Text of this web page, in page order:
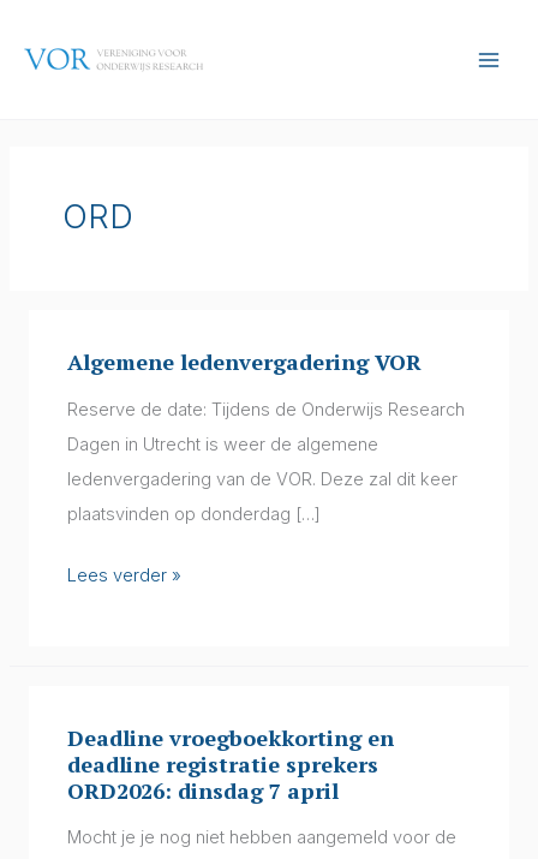
naar
ORD
Algemene ledenvergadering VOR
Reserve de date: Tijdens de Onderwijs Research
Dagen in Utrecht is weer de algemene
ledenvergadering van de VOR. Deze zal dit keer
plaatsvinden op donderdag […]
Algemene
ledenvergadering
VOR
Lees verder »
Deadline vroegboekkorting en
deadline registratie sprekers
ORD2026: dinsdag 7 april
Mocht je je nog niet hebben aangemeld voor de
Deadline
vroegboekkorting
deadline